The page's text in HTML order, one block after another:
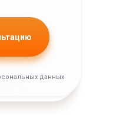
данных